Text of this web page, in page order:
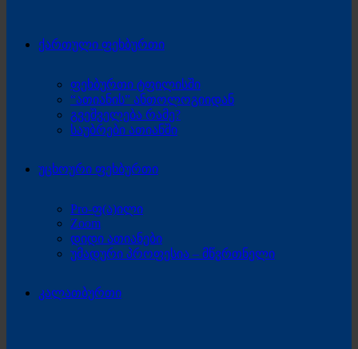
ქართული ფეხბურთი
ფეხბურთი ტფილისში
“ათიანის” ანთოლოგიიდან
გვეშველება რამე?
საუბრები ათიანში
უცხოური ფეხბურთი
Pro-ფ(ა)ილი
Zoom
დიდი ათიანები
უმადური პროფესია – მწვრთნელი
კალათბურთი